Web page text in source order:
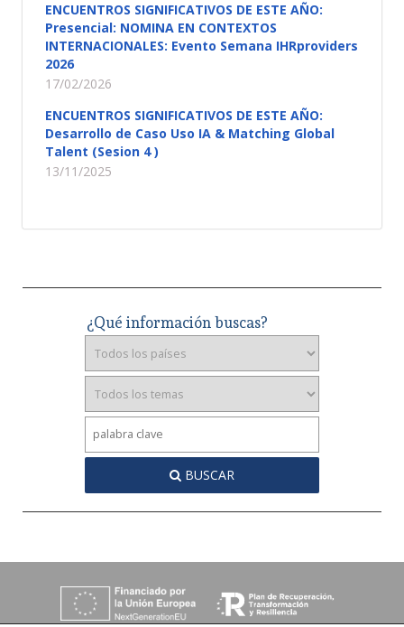
ENCUENTROS SIGNIFICATIVOS DE ESTE AÑO:
Presencial: NOMINA EN CONTEXTOS
INTERNACIONALES: Evento Semana IHRproviders
2026
17/02/2026
ENCUENTROS SIGNIFICATIVOS DE ESTE AÑO:
Desarrollo de Caso Uso IA & Matching Global
Talent (Sesion 4 )
13/11/2025
¿Qué información buscas?
BUSCAR